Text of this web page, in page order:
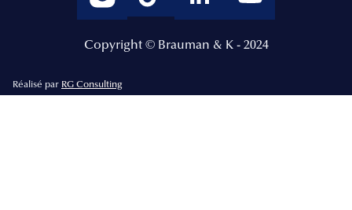
Copyright © Brauman & K - 2024
Réalisé par RG Consulting